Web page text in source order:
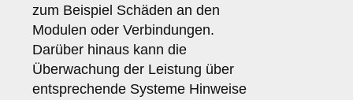
zum Beispiel Schäden an den
Modulen oder Verbindungen.
Darüber hinaus kann die
Überwachung der Leistung über
entsprechende Systeme Hinweise